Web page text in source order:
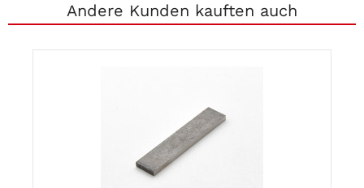
Andere Kunden kauften auch